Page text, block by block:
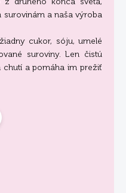
a naša výroba
cukor, sóju, umelé
suroviny. Len čistú
a pomáha im prežiť